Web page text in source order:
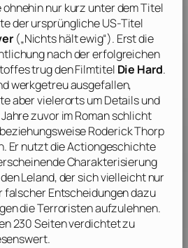
nur kurz unter dem Titel
der ursprüngliche US-Titel
(„Nichts hält ewig“). Erst die
nach der erfolgreichen
trug den Filmtitel Die Hard.
werkgetreu ausgefallen,
aber vielerorts um Details und
zuvor im Roman schlicht
Roderick Thorp
Er nutzt die Actiongeschichte
Charakterisierung
Leland, der sich vielleicht nur
falscher Entscheidungen dazu
die Terroristen aufzulehnen.
230 Seiten verdichtet zu